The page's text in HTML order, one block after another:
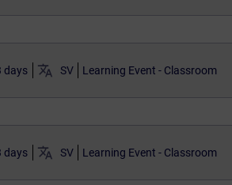
days translate SV Learning Event - Classroom
days translate SV Learning Event - Classroom